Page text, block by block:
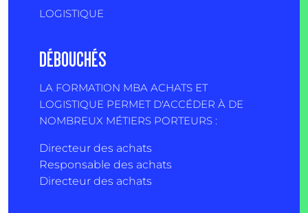
LOGISTIQUE
DÉBOUCHÉS
LA FORMATION MBA ACHATS ET
LOGISTIQUE PERMET D'ACCÉDER À DE
NOMBREUX MÉTIERS PORTEURS :
Directeur des achats
Responsable des achats
Directeur des achats